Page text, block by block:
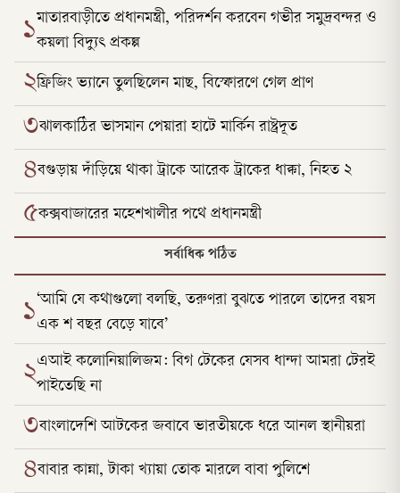
১মাতারবাড়ীতে প্রধানমন্ত্রী, পরিদর্শন করবেন গভীর সমুদ্রবন্দর ও
কয়লা বিদ্যুৎ প্রকল্প
২ফ্রিজিং ভ্যানে তুলছিলেন মাছ, বিস্ফোরণে গেল প্রাণ
৩ঝালকাঠির ভাসমান পেয়ারা হাটে মার্কিন রাষ্ট্রদূত
৪বগুড়ায় দাঁড়িয়ে থাকা ট্রাকে আরেক ট্রাকের ধাক্কা, নিহত ২
৫কক্সবাজারের মহেশখালীর পথে প্রধানমন্ত্রী
সর্বাধিক পঠিত
১‘আমি যে কথাগুলো বলছি, তরুণরা বুঝতে পারলে তাদের বয়স
এক শ বছর বেড়ে যাবে’
২এআই কলোনিয়ালিজম: বিগ টেকের যেসব ধান্দা আমরা টেরই
পাইতেছি না
৩বাংলাদেশি আটকের জবাবে ভারতীয়কে ধরে আনল স্থানীয়রা
৪বাবার কান্না, টাকা খ্যায়া তোক মারলে বাবা পুলিশে